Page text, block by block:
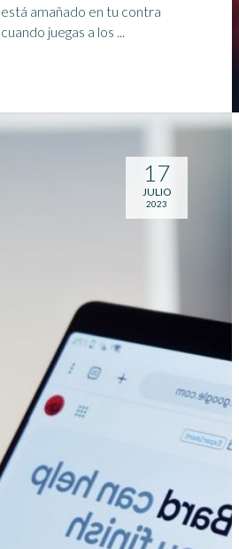
está amañado en tu contra
cuando juegas a los ...
17
JULIO
2023